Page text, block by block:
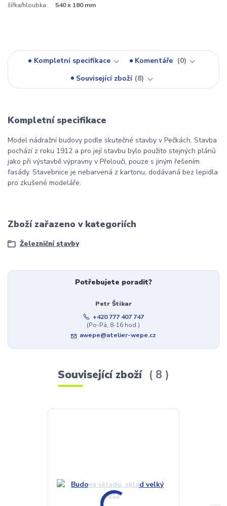
šířka/hloubka: 540 x 180 mm
Kompletní specifikace Komentáře
0
Související zboží 8
Kompletní specifikace
Model nádražní budovy podle skutečné stavby v Pečkách. Stavba
pochází z roku 1912 a pro její stavbu bylo použito stejných plánů
jako při výstavbě výpravny v Přelouči, pouze s jiným řešením
fasády. Stavebnice je nebarvená z kartonu, dodávaná bez lepidla
pro zkušené modeláře.
Zboží zařazeno v kategoriích
Železniční stavby
Potřebujete poradit?
Petr Štikar
+420 777 407 747
(Po-Pá, 8-16 hod.)
awepe@atelier-wepe.cz
Související zboží 8